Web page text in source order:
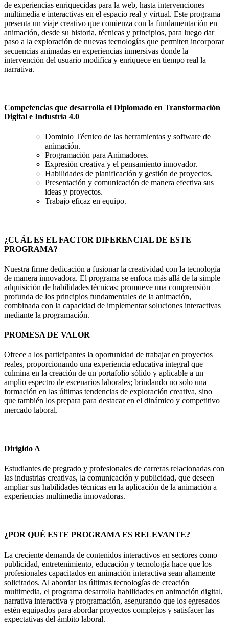
de experiencias enriquecidas para la web, hasta intervenciones
multimedia e interactivas en el espacio real y virtual. Este programa
presenta un viaje creativo que comienza con la fundamentación en
animación, desde su historia, técnicas y principios, para luego dar
paso a la exploración de nuevas tecnologías que permiten incorporar
secuencias animadas en experiencias inmersivas donde la
intervención del usuario modifica y enriquece en tiempo real la
narrativa.
Competencias que desarrolla el Diplomado en Transformación
Digital e Industria 4.0
Dominio Técnico de las herramientas y software de
animación.
Programación para Animadores.
Expresión creativa y el pensamiento innovador.
Habilidades de planificación y gestión de proyectos.
Presentación y comunicación de manera efectiva sus
ideas y proyectos.
Trabajo eficaz en equipo.
¿CUÁL ES EL FACTOR DIFERENCIAL DE ESTE
PROGRAMA?
Nuestra firme dedicación a fusionar la creatividad con la tecnología
de manera innovadora. El programa se enfoca más allá de la simple
adquisición de habilidades técnicas; promueve una comprensión
profunda de los principios fundamentales de la animación,
combinada con la capacidad de implementar soluciones interactivas
mediante la programación.
PROMESA DE VALOR
Ofrece a los participantes la oportunidad de trabajar en proyectos
reales, proporcionando una experiencia educativa integral que
culmina en la creación de un portafolio sólido y aplicable a un
amplio espectro de escenarios laborales; brindando no solo una
formación en las últimas tendencias de exploración creativa, sino
que también los prepara para destacar en el dinámico y competitivo
mercado laboral.
Dirigido A
Estudiantes de pregrado y profesionales de carreras relacionadas con
las industrias creativas, la comunicación y publicidad, que deseen
ampliar sus habilidades técnicas en la aplicación de la animación a
experiencias multimedia innovadoras.
¿POR QUÉ ESTE PROGRAMA ES RELEVANTE?
La creciente demanda de contenidos interactivos en sectores como
publicidad, entretenimiento, educación y tecnología hace que los
profesionales capacitados en animación interactiva sean altamente
solicitados. Al abordar las últimas tecnologías de creación
multimedia, el programa desarrolla habilidades en animación digital,
narrativa interactiva y programación, asegurando que los egresados
estén equipados para abordar proyectos complejos y satisfacer las
expectativas del ámbito laboral.